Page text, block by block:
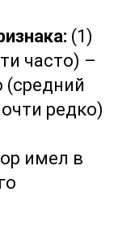
(1)
часто) –
(средний
редко)
имел в